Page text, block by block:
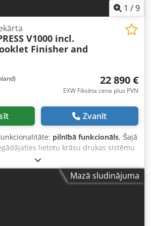
We will pack it for safe shipping 1 /9
V1000 incl.
Finisher and
22 890 €
EXW Fiksēta cena plus PVN
Zvanīt
pilnībā funkcionāls, Šajā
lietotu krāsu drukas sistēmu
V1000”. Pārdošanas objekts: 1 x Canon
ar šādu komplektāciju: iekļauts Prisma
Paperdeck-E1/Bypass-D1 iekļauts
iekļauts sensora bloks Vai
nav piemērota? Nav problēmu
Mazā sludinājuma